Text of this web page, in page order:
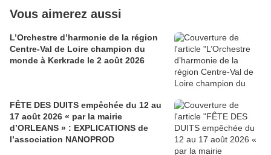
Vous aimerez aussi
L’Orchestre d’harmonie de la région
Centre-Val de Loire champion du
monde à Kerkrade le 2 août 2026
FÊTE DES DUITS empêchée du 12 au
17 août 2026 « par la mairie
d’ORLEANS » : EXPLICATIONS de
l’association NANOPROD